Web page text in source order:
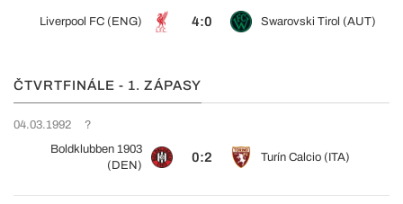
Liverpool FC (ENG) 4:0 Swarovski Tirol (AUT)
ČTVRTFINÁLE - 1. ZÁPASY
04.03.1992
?
Boldklubben 1903
(DEN)
0:2 Turín Calcio (ITA)